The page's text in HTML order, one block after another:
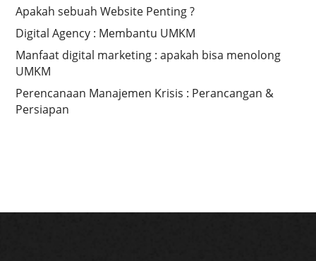
Apakah sebuah Website Penting ?
Digital Agency : Membantu UMKM
Manfaat digital marketing : apakah bisa menolong
UMKM
Perencanaan Manajemen Krisis : Perancangan &
Persiapan